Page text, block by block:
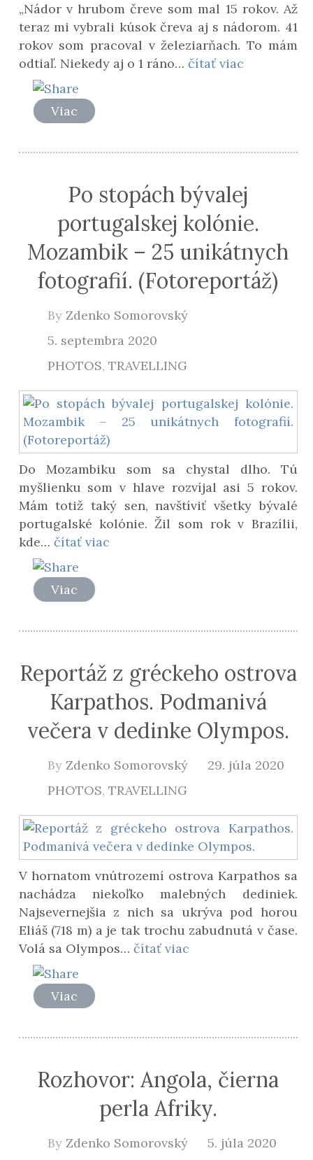
„Nádor v hrubom čreve som mal 15 rokov. Až
teraz mi vybrali kúsok čreva aj s nádorom. 41
rokov som pracoval v železiarňach. To mám
odtiaľ. Niekedy aj o 1 ráno… čítať viac
Viac
Po stopách bývalej
portugalskej kolónie.
Mozambik – 25 unikátnych
fotografií. (Fotoreportáž)
By Zdenko Somorovský
5. septembra 2020
PHOTOS, TRAVELLING
Do Mozambiku som sa chystal dlho. Tú
myšlienku som v hlave rozvíjal asi 5 rokov.
Mám totiž taký sen, navštíviť všetky bývalé
portugalské kolónie. Žil som rok v Brazílii,
kde… čítať viac
Viac
Reportáž z gréckeho ostrova
Karpathos. Podmanivá
večera v dedinke Olympos.
By Zdenko Somorovský
29. júla 2020
PHOTOS, TRAVELLING
V hornatom vnútrozemí ostrova Karpathos sa
nachádza niekoľko malebných dediniek.
Najsevernejšia z nich sa ukrýva pod horou
Eliáš (718 m) a je tak trochu zabudnutá v čase.
Volá sa Olympos… čítať viac
Viac
Rozhovor: Angola, čierna
perla Afriky.
By Zdenko Somorovský 5. júla 2020